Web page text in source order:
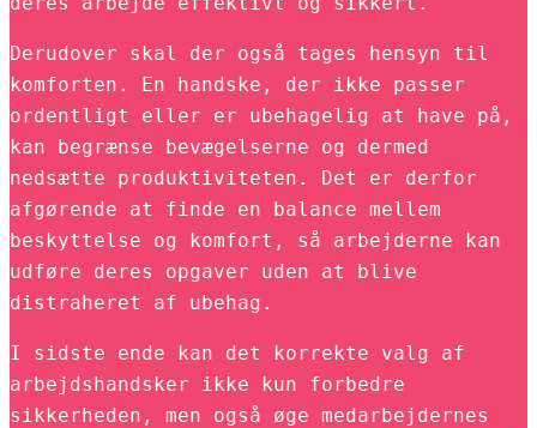
Derudover skal der også tages hensyn til
komforten. En handske, der ikke passer
ordentligt eller er ubehagelig at have på,
kan begrænse bevægelserne og dermed
nedsætte produktiviteten. Det er derfor
afgørende at finde en balance mellem
beskyttelse og komfort, så arbejderne kan
udføre deres opgaver uden at blive
distraheret af ubehag.
I sidste ende kan det korrekte valg af
arbejdshandsker ikke kun forbedre
sikkerheden, men også øge medarbejdernes